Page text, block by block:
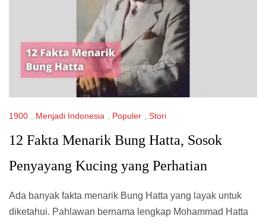
1900 Menjadi Indonesia Populer Stori
12 Fakta Menarik Bung Hatta, Sosok
Penyayang Kucing yang Perhatian
Ada banyak fakta menarik Bung Hatta yang layak untuk
diketahui. Pahlawan bernama lengkap Mohammad Hatta